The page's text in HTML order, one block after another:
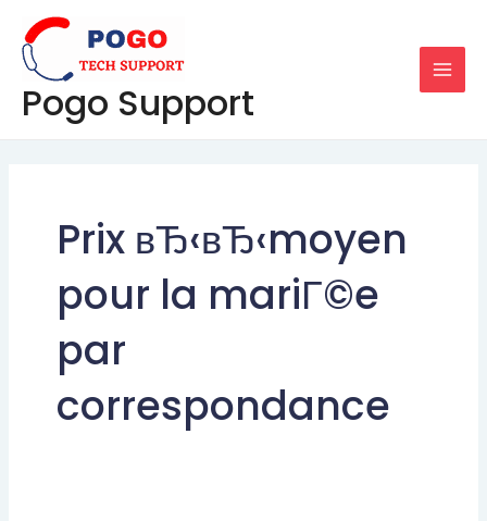
content
Pogo Support
Prix вЂ‹вЂ‹moyen
pour la mariГ©e
par
correspondance